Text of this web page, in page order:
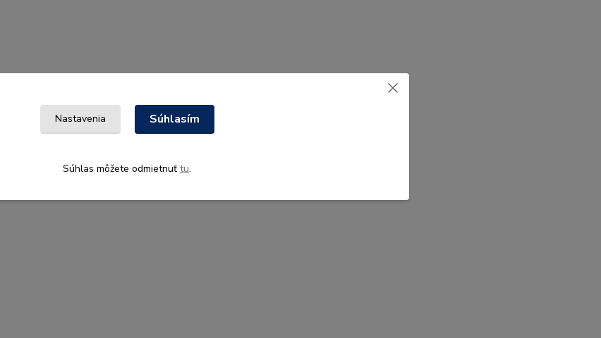
Nastavenia Súhlasím
Súhlas môžete odmietnuť tu.